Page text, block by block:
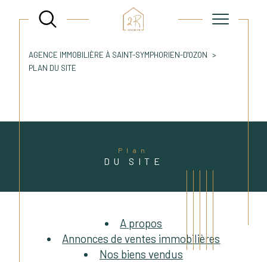
AGENCE IMMOBILIÈRE À SAINT-SYMPHORIEN-D'OZON
PLAN DU SITE
Plan
DU SITE
A propos
Annonces de ventes immobilières
Nos biens vendus